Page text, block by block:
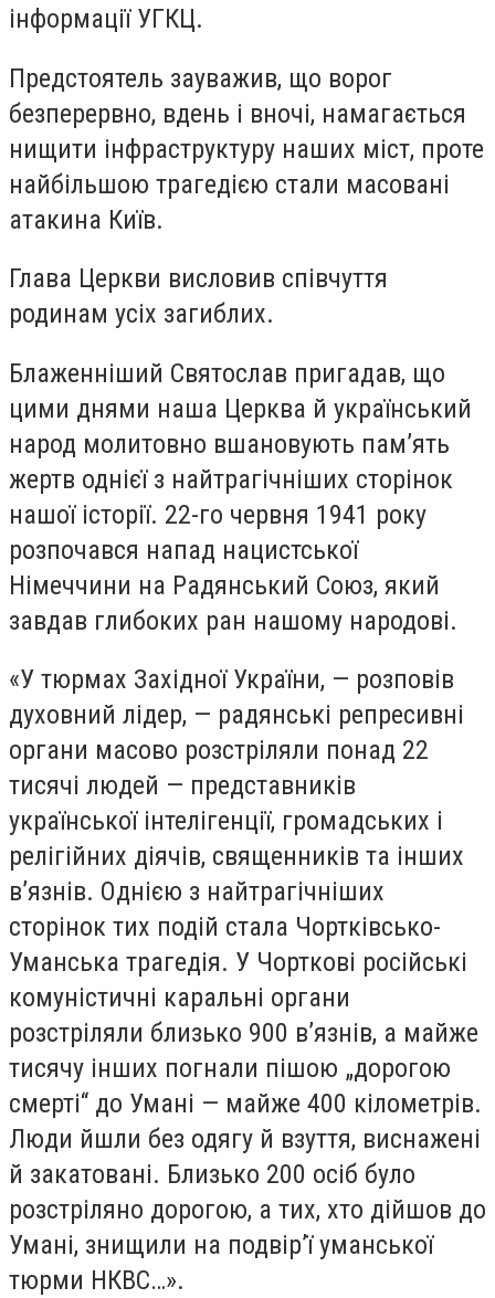
інформації УГКЦ.
Предстоятель зауважив, що ворог
безперервно, вдень і вночі, намагається
нищити інфраструктуру наших міст, проте
найбільшою трагедією стали масовані
атакина Київ.
Глава Церкви висловив співчуття
родинам усіх загиблих.
Блаженніший Святослав пригадав, що
цими днями наша Церква й український
народ молитовно вшановують пам’ять
жертв однієї з найтрагічніших сторінок
нашої історії. 22-го червня 1941 року
розпочався напад нацистської
Німеччини на Радянський Союз, який
завдав глибоких ран нашому народові.
«У тюрмах Західної України, — розповів
духовний лідер, — радянські репресивні
органи масово розстріляли понад 22
тисячі людей — представників
української інтелігенції, громадських і
релігійних діячів, священників та інших
в’язнів. Однією з найтрагічніших
сторінок тих подій стала Чортківсько-
Уманська трагедія. У Чорткові російські
комуністичні каральні органи
розстріляли близько 900 в’язнів, а майже
тисячу інших погнали пішою „дорогою
смерті“ до Умані — майже 400 кілометрів.
Люди йшли без одягу й взуття, виснажені
й закатовані. Близько 200 осіб було
розстріляно дорогою, а тих, хто дійшов до
Умані, знищили на подвір’ї уманської
тюрми НКВС…».